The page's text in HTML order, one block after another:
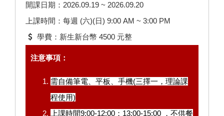
開課日期：2026.09.19 ~ 2026.09.20
上課時間：每週 (六)(日) 9:00 AM ~ 3:00 PM
學費：新生新台幣 4500 元整
注意事項：
需自備筆電、平板、手機(三擇一，理論課
程使用)
上課時間9:00-12:00；13:00-15:00 ，不供餐